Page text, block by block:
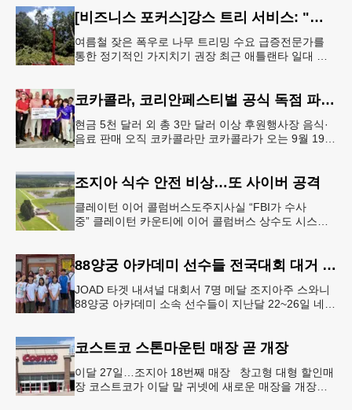
[비즈니스 포커스]강스 트리 서비스: "강풍에 부러질라"… 여름철 주택가 수목 관리 '비상'
여름철 잦은 폭우로 나무 트리밍 수요 급증전문가를
통한 정기적인 가지치기 권장 최근 애틀랜타 일대 주
코카콜라, 코리안페스티벌 공식 독점 파트너 참여
현금 5천 달러 외 총 3만 달러 이상 후원행사장 음식·
음료 판매 오직 코카콜라만 코카콜라가 오는 9월 19-
조지아 식수 안전 비상…또 사이버 공격
클레이턴 이어 콜럼버스도주지사실 “FBI가 수사
중” 클레이턴 카운티에 이어 콜럼버스 상수도 시스템
88양궁 아카데미 선수들 전국대회 대거 입상
JOAD 타겟 내셔널 대회서 7명 메달 조지아주 스와니
88양궁 아카데미 소속 선수들이 지난달 22~26일 네브
코스트코 스톤마운틴 매장 곧 개장
이달 27일…조지아 18번째 매장 창고형 대형 할인매
장 코스트코가 이달 말 귀넷에 새로운 매장을 개장한